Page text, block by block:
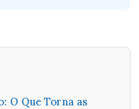
O Que Torna as